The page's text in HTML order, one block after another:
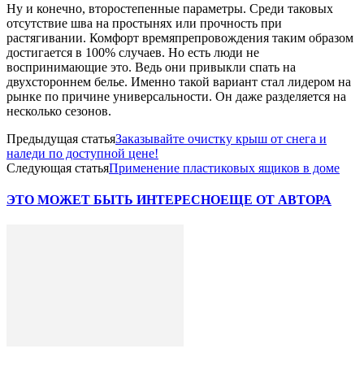
Ну и конечно, второстепенные параметры. Среди таковых
отсутствие шва на простынях или прочность при
растягивании. Комфорт времяпрепровождения таким образом
достигается в 100% случаев. Но есть люди не
воспринимающие это. Ведь они привыкли спать на
двухстороннем белье. Именно такой вариант стал лидером на
рынке по причине универсальности. Он даже разделяется на
несколько сезонов.
Предыдущая статьяЗаказывайте очистку крыш от снега и
наледи по доступной цене!
Следующая статьяПрименение пластиковых ящиков в доме
ЭТО МОЖЕТ БЫТЬ ИНТЕРЕСНОЕЩЕ ОТ АВТОРА